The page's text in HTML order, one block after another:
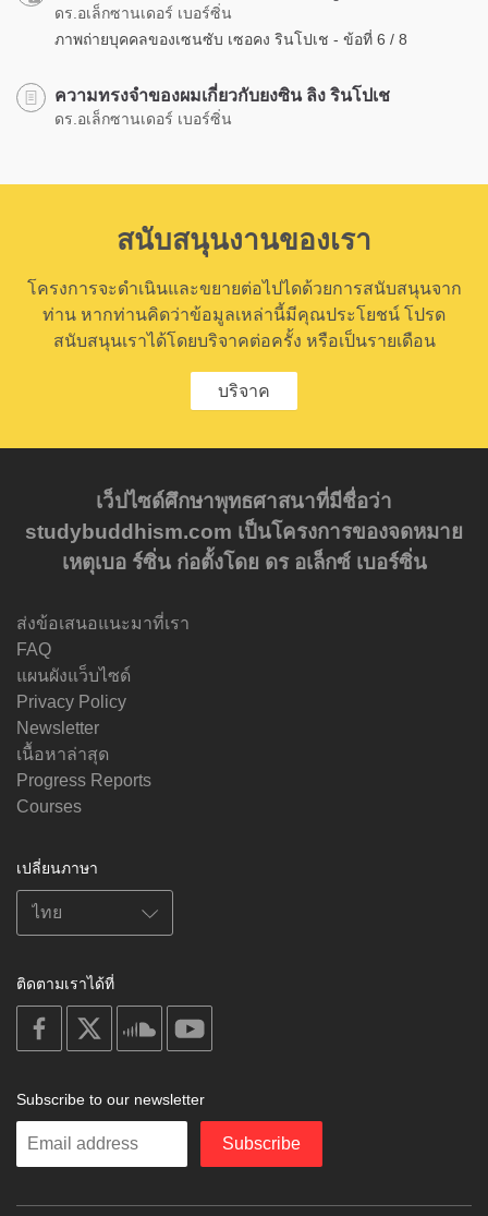
ดร.อเล็กซานเดอร์ เบอร์ซิ่น
ภาพถ่ายบุคคลของเซนซับ เซอคง รินโปเช - ข้อที่ 6 / 8
ความทรงจำของผมเกี่ยวกับยงซิน ลิง รินโปเช
ดร.อเล็กซานเดอร์ เบอร์ซิ่น
สนับสนุนงานของเรา
โครงการจะดำเนินและขยายต่อไปไดด้วยการสนับสนุนจาก
ท่าน หากท่านคิดว่าข้อมูลเหล่านี้มีคุณประโยชน์ โปรด
สนับสนุนเราได้โดยบริจาคต่อครั้ง หรือเป็นรายเดือน
บริจาค
เว็ปไซด์ศึกษาพุทธศาสนาที่มีชื่อว่า
studybuddhism.com เป็นโครงการของจดหมาย
เหตุเบอ ร์ซิ่น ก่อตั้งโดย ดร อเล็กซ์ เบอร์ซิ่น
ส่งข้อเสนอแนะมาที่เรา
FAQ
แผนผังแว็บไซด์
Privacy Policy
Newsletter
เนื้อหาล่าสุด
Progress Reports
Courses
เปลี่ยนภาษา
ติดตามเราได้ที่
on
facebook
soundcloud
Subscribe to our newsletter
Enter
Subscribe